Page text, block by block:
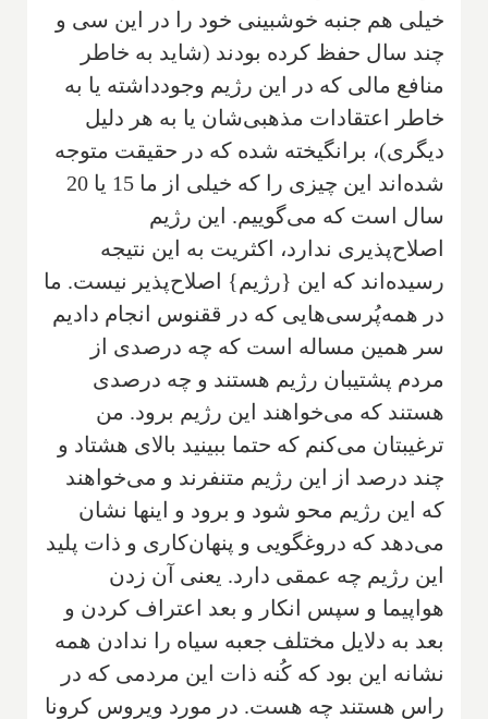
خیلی هم جنبه خوشبینی خود را در این سی و
چند سال حفظ کرده بودند (شاید به خاطر
منافع مالی که در این رژیم وجودداشته یا به
خاطر اعتقادات مذهبی‌شان یا به هر دلیل
دیگری)، برانگیخته شده که در حقیقت متوجه
شده‌اند این چیزی را که خیلی از ما 15 یا 20
سال است که می‌گوییم. این رژیم
اصلاح‌پذیری ندارد، اکثریت به این نتیجه
رسیده‌اند که این {رژیم} اصلاح‌پذیر نیست. ما
در همه‌پُرسی‌هایی که در ققنوس انجام دادیم
سر همین مساله است که چه درصدی از
مردم پشتیبان رژیم هستند و چه درصدی
هستند که می‌خواهند این رژیم برود. من
ترغیبتان می‌کنم که حتما ببینید بالای هشتاد و
چند درصد از این رژیم متنفرند و می‌خواهند
که این رژیم محو شود و برود و اینها نشان
می‌دهد که دروغگویی و پنهان‌کاری و ذات پلید
این رژیم چه عمقی دارد. یعنی آن زدن
هواپیما و سپس انکار و بعد اعتراف کردن و
بعد به دلایل مختلف جعبه سیاه را ندادن همه
نشانه این بود که کُنه ذات این مردمی که در
راس هستند چه هست. در مورد ویروس کرونا